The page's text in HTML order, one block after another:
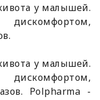
у малышей.
у малышей.
Polpharma -